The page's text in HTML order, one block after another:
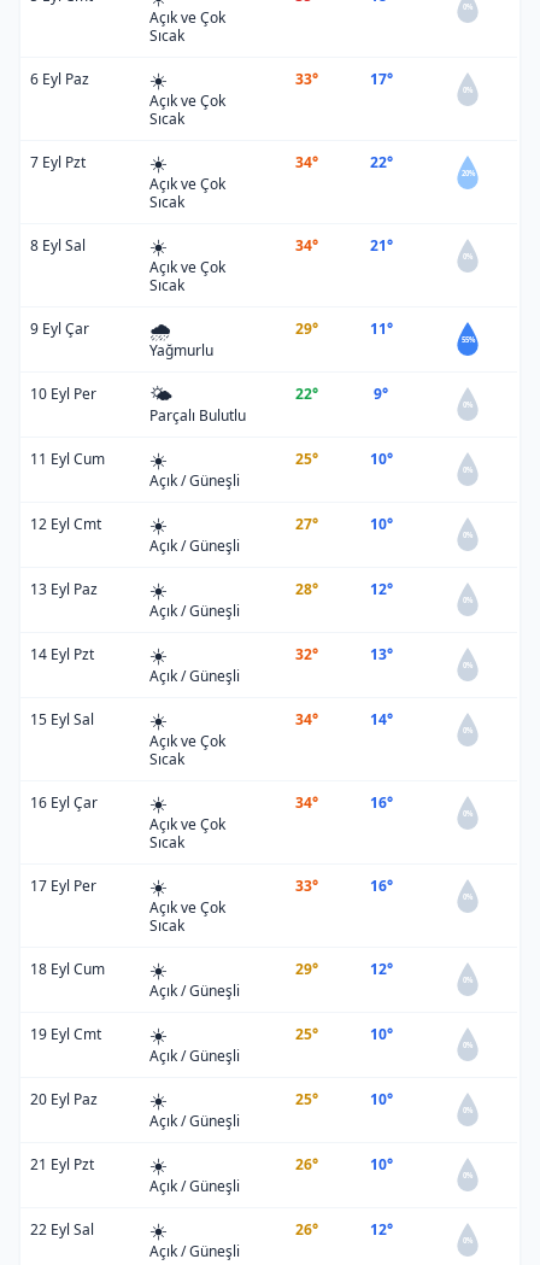
Açık ve Çok
Sıcak
0%
6 Eyl Paz ☀️
Açık ve Çok
Sıcak
33° 17°
0%
7 Eyl Pzt ☀️
Açık ve Çok
Sıcak
34° 22°
20%
8 Eyl Sal ☀️
Açık ve Çok
Sıcak
34° 21°
0%
9 Eyl Çar 🌧️
Yağmurlu
29° 11°
55%
10 Eyl Per 🌤️
Parçalı Bulutlu
22° 9°
0%
11 Eyl Cum ☀️
Açık / Güneşli
25° 10°
0%
12 Eyl Cmt ☀️
Açık / Güneşli
27° 10°
0%
13 Eyl Paz ☀️
Açık / Güneşli
28° 12°
0%
14 Eyl Pzt ☀️
Açık / Güneşli
32° 13°
0%
15 Eyl Sal ☀️
Açık ve Çok
Sıcak
34° 14°
0%
16 Eyl Çar ☀️
Açık ve Çok
Sıcak
34° 16°
0%
17 Eyl Per ☀️
Açık ve Çok
Sıcak
33° 16°
0%
18 Eyl Cum ☀️
Açık / Güneşli
29° 12°
0%
19 Eyl Cmt ☀️
Açık / Güneşli
25° 10°
0%
20 Eyl Paz ☀️
Açık / Güneşli
25° 10°
0%
21 Eyl Pzt ☀️
Açık / Güneşli
26° 10°
0%
22 Eyl Sal ☀️
Açık / Güneşli
26° 12°
0%